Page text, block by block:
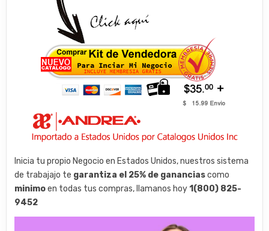
Inicia tu propio Negocio en Estados Unidos, nuestros sistema
de trabajajo te garantiza el 25% de gananciascomo
minimoen todas tus compras, llamanos hoy1(800) 825-
9452